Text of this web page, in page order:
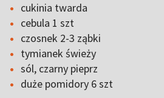
cukinia twarda
cebula 1 szt
czosnek 2-3 ząbki
tymianek świeży
sól, czarny pieprz
duże pomidory 6 szt